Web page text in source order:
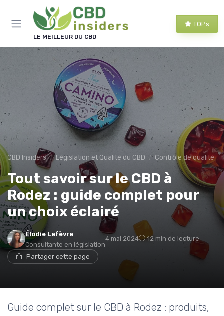
LE MEILLEUR DU CBD
TOPs
CBD Insiders Législation et Qualité du CBD Contrôle de qualité
Tout savoir sur le CBD à
Rodez : guide complet pour
un choix éclairé
Élodie Lefèvre
Consultante en législation
4 mai 2024 12 min de lecture
Partager cette page
Guide complet sur le CBD à Rodez : produits,
Panneau de gestion des cookies